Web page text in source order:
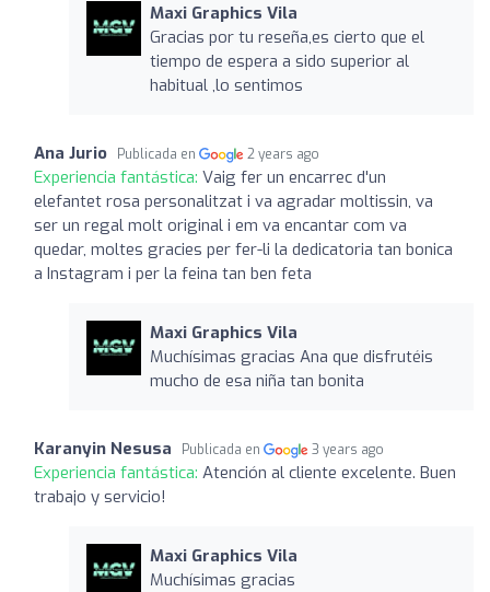
Maxi Graphics Vila
Gracias por tu reseña,es cierto que el
tiempo de espera a sido superior al
habitual ,lo sentimos
Ana Jurio Publicada en 2 years ago
Experiencia fantástica: Vaig fer un encarrec d'un
elefantet rosa personalitzat i va agradar moltissin, va
ser un regal molt original i em va encantar com va
quedar, moltes gracies per fer-li la dedicatoria tan bonica
a Instagram i per la feina tan ben feta
Maxi Graphics Vila
Muchísimas gracias Ana que disfrutéis
mucho de esa niña tan bonita
Karanyin Nesusa Publicada en 3 years ago
Experiencia fantástica: Atención al cliente excelente. Buen
trabajo y servicio!
Maxi Graphics Vila
Muchísimas gracias